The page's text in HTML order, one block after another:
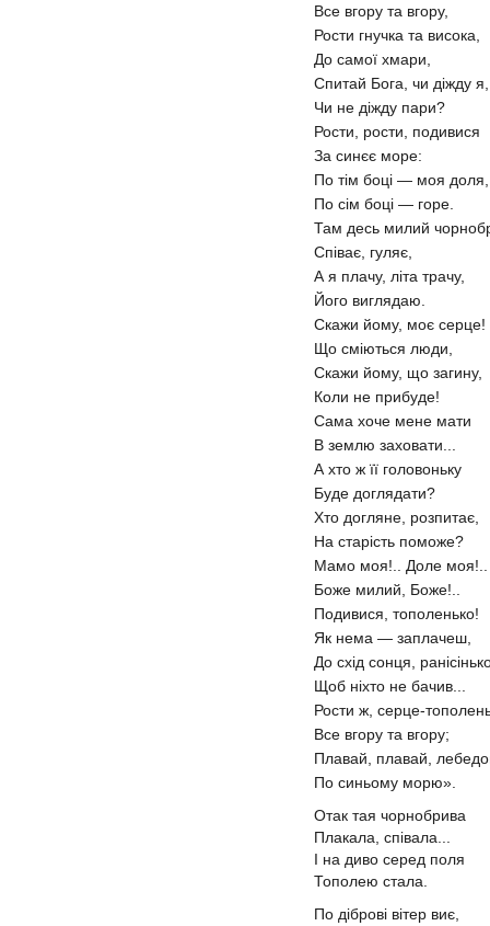
Все вгору та вгору,
Рости гнучка та висока,
До самої хмари,
Спитай Бога, чи діжду я,
Чи не діжду пари?
Рости, рости, подивися
За синєє море:
По тім боці — моя доля,
По сім боці — горе.
Там десь милий
Співає, гуляє,
А я плачу, літа трачу,
Його виглядаю.
Скажи йому, моє серце!
Що сміються люди,
Скажи йому, що загину,
Коли не прибуде!
Сама хоче мене мати
В землю заховати...
А хто ж її головоньку
Буде доглядати?
Хто догляне, розпитає,
На старість поможе?
Мамо моя!.. Доле моя!..
Боже милий, Боже!..
Подивися, тополенько!
Як нема — заплачеш,
До схід сонця,
Щоб ніхто не бачив...
Рости ж, серце-
Все вгору та вгору;
Плавай, плавай,
По синьому морю».
Отак тая чорнобрива
Плакала, співала...
І на диво серед поля
Тополею стала.
По діброві вітер виє,